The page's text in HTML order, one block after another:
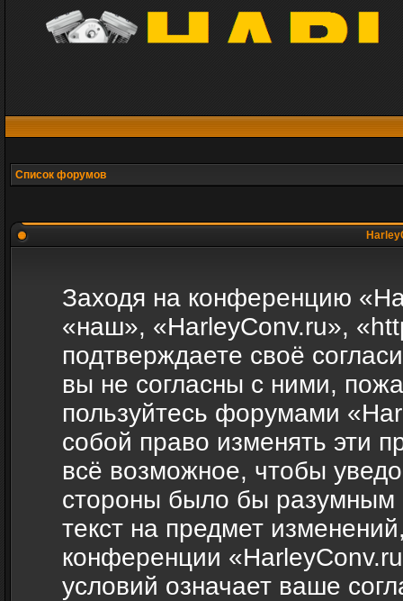
Список форумов
Заходя на конференцию
«наш», «HarleyConv.ru»,
подтверждаете своё
вы не согласны с ними,
пользуйтесь форумами
собой право изменять эти
всё возможное, чтобы
стороны было бы разумным
текст на предмет
конференции
условий означает ваше